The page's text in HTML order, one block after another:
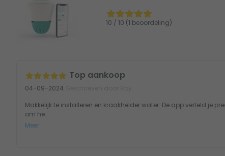
10 / 10 (1 beoordeling)
Top aankoop
04-09-2024
Makkelijk te installeren en kraakhelder water. De app verteld je
om he...
Meer